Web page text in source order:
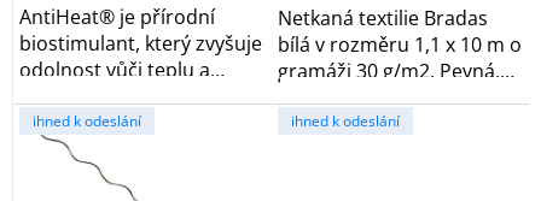
AntiHeat® je přírodní
biostimulant, který zvyšuje
odolnost vůči teplu a
Netkaná textilie Bradas
bílá v rozměru 1,1 x 10 m o
gramáži 30 g/m2. Pevná,
odolná...
ihned k odeslání ihned k odeslání